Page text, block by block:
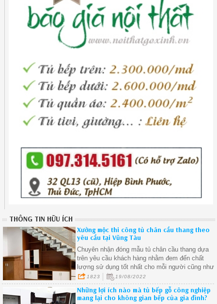
THÔNG TIN HỮU ÍCH
Xưởng mộc thi công tủ chân cầu thang theo
yêu cầu tại Vũng Tàu
Chuyên nhận đóng mẫu tủ chân cầu thang dựa
trên yêu cầu khách hàng nhằm đem đến chất
lượng sử dụng tốt nhất cho mỗi người cũng như
lấp đầy được các khoảng không gian trống các
góc khuất trong nhà
1823 19/08/2022
Những lợi ích nào mà tủ bếp gỗ công nghiệp
mang lại cho không gian bếp của gia đình?